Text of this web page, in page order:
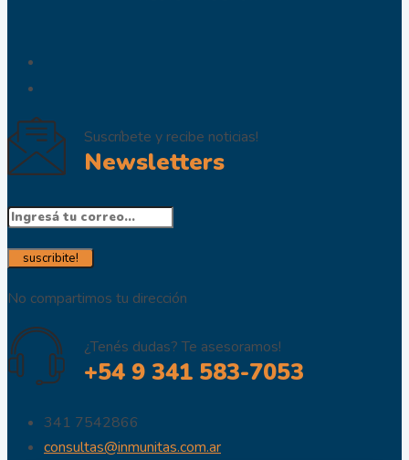
Suscríbete y recibe noticias!
Newsletters
No compartimos tu dirección
¿Tenés dudas? Te asesoramos!
+54 9 341 583-7053
341 7542866
consultas@inmunitas.com.ar